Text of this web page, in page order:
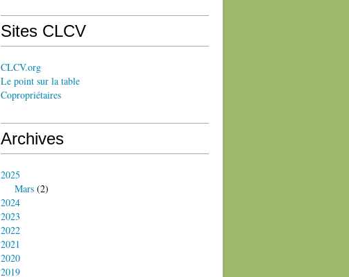
Sites CLCV
CLCV.org
Le point sur la table
Copropriétaires
Archives
2025
Mars (2)
2024
2023
2022
2021
2020
2019